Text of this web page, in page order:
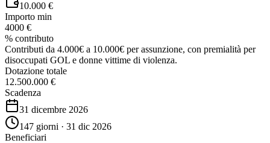
10.000 €
Importo min
4000 €
% contributo
Contributi da 4.000€ a 10.000€ per assunzione, con premialità per
disoccupati GOL e donne vittime di violenza.
Dotazione totale
12.500.000 €
Scadenza
31 dicembre 2026
147 giorni · 31 dic 2026
Beneficiari